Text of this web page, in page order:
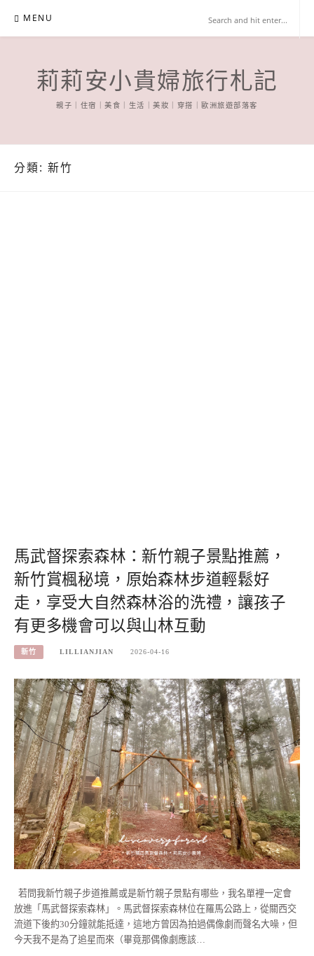
content
MENU
莉莉安小貴婦旅行札記
親子｜住宿｜美食｜生活｜美妝｜穿搭｜歐洲旅遊部落客
分類: 新竹
馬武督探索森林：新竹親子景點推薦，
新竹賞楓秘境，原始森林步道輕鬆好
走，享受大自然森林浴的洗禮，讓孩子
有更多機會可以與山林互動
新竹 LILLIANJIAN 2026-04-16
若問我新竹親子步道推薦或是新竹親子景點有哪些，我名單裡一定會
放進「馬武督探索森林」。馬武督探索森林位在羅馬公路上，從關西交
流道下後約30分鐘就能抵達，這地方曾因為拍過偶像劇而聲名大噪，但
今天我不是為了追星而來（畢竟那偶像劇應該…